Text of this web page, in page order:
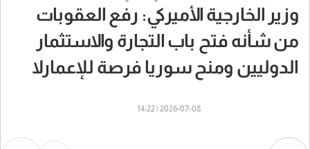
وزير الخارجية الأميركي: رفع العقوبات
من شأنه فتح باب التجارة والاستثمار
الدوليين ومنح سوريا فرصة للإعمارلا
2026-07-08 | 14:22